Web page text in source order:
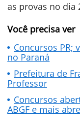
as provas no dia
Você precisa ver
Concursos PR;
no Paraná
Prefeitura de
Professor
Concursos
ABGF e mais